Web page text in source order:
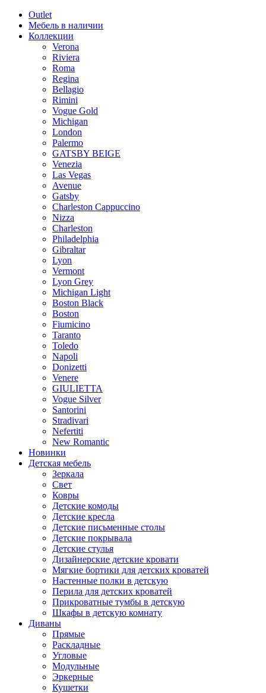
Outlet
Мебель в наличии
Коллекции
Verona
Riviera
Roma
Regina
Bellagio
Rimini
Vogue Gold
Michigan
London
Palermo
GATSBY BEIGE
Venezia
Las Vegas
Avenue
Gatsby
Charleston Cappuccino
Nizza
Charleston
Philadelphia
Gibraltar
Lyon
Vermont
Lyon Grey
Michigan Light
Boston Black
Boston
Fiumicino
Taranto
Toledo
Napoli
Donizetti
Venere
GIULIETTA
Vogue Silver
Santorini
Stradivari
Nefertiti
New Romantic
Новинки
Детская мебель
Зеркала
Свет
Ковры
Детские комоды
Детские кресла
Детские письменные столы
Детские покрывала
Детские стулья
Дизайнерские детские кровати
Мягкие бортики для детских кроватей
Настенные полки в детскую
Перила для детских кроватей
Прикроватные тумбы в детскую
Шкафы в детскую комнату
Диваны
Прямые
Раскладные
Угловые
Модульные
Эркерные
Кушетки